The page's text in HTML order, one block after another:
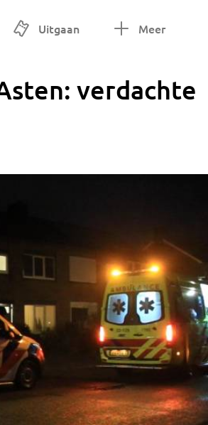
Uitgaan Meer
verdachte